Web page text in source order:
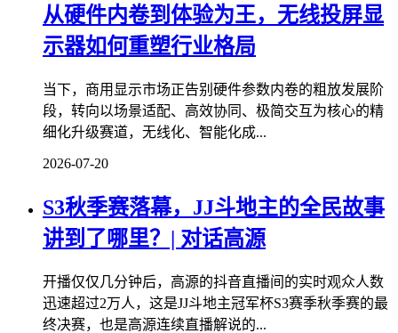
从硬件内卷到体验为王，无线投屏显
示器如何重塑行业格局
当下，商用显示市场正告别硬件参数内卷的粗放发展阶
段，转向以场景适配、高效协同、极简交互为核心的精
细化升级赛道，无线化、智能化成...
2026-07-20
S3秋季赛落幕，JJ斗地主的全民故事
讲到了哪里？| 对话高源
开播仅仅几分钟后，高源的抖音直播间的实时观众人数
迅速超过2万人，这是JJ斗地主冠军杯S3赛季秋季赛的最
终决赛，也是高源连续直播解说的...